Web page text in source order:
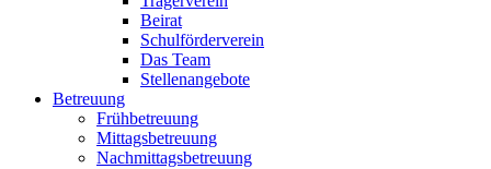
Beirat
Schulförderverein
Das Team
Stellenangebote
Betreuung
Frühbetreuung
Mittagsbetreuung
Nachmittagsbetreuung